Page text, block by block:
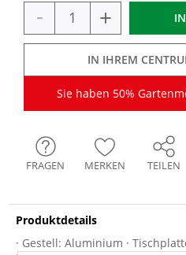
- +
IN IHREM
Sie haben 50%
FRAGEN MERKEN TEILEN
Produktdetails
· Gestell: Aluminium ·